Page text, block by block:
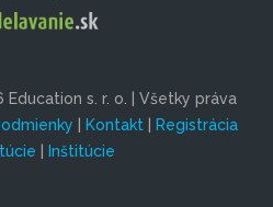
s. r. o. | Všetky práva
| Kontakt| Registrácia
| Inštitúcie